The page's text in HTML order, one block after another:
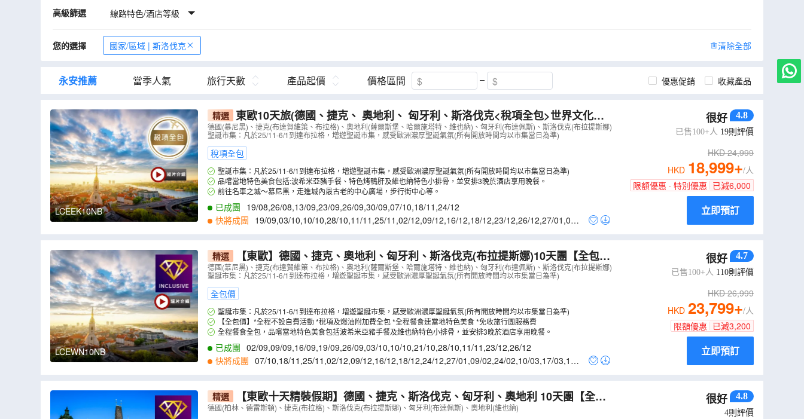
百水公寓
「世界上最大的古堡」布拉格古堡
高級篩選 線路特色/酒店等級
您的選擇 國家/區域 | 斯洛伐克 清除全部
永安推薦 當季人氣 旅行天數 產品起價 價格區間 優惠促銷 收藏產品
LCEEK10NB
精選 東歐10天旅(德國、捷克、 奧地利、 匈牙利、斯洛伐克<稅項全包>世界文化遺
產~哈爾施塔特、莫札特故鄉─薩爾斯堡、全程4*星級酒店、品嚐波希米亞豬手餐、特
色烤鴨肝、維也納小排骨，3晚酒店晚餐（LCEEK10NB）
德國(慕尼黑)、捷克(布達賀維策、布拉格)、奧地利(薩爾斯堡、哈爾施塔特、維也納)、匈牙利(布達佩斯)、斯洛伐克(布拉提斯娜)
聖誕市集：凡於25/11-6/1到達布拉格，增遊聖誕市集，感受歐洲濃厚聖誕氣氛(所有開放時間均以市集當日為準)
稅項全包
聖誕市集：凡於25/11-6/1到達布拉格，增遊聖誕市集，感受歐洲濃厚聖誕氣氛(所有開放時間均以市集當日為準)
品嚐當地特色美食包括:波希米亞豬手餐、特色烤鴨肝及維也納特色小排骨，並安排3晚於酒店享用晚餐。
前往名車之城～慕尼黑，走進城內最古老的中心廣場，步行街中心等。
已成團 19/08,26/08,13/09,23/09,26/09,30/09,07/10,18/11 ,24/12
快將成團 19/09,03/10,10/10,28/10,11/11 ,25/11 ,02/12,09/12,16/12,18/12,23/12,26/12,27/01 ,09/0
很好 4.8
已售100+人 19則評價
HKD24,999
HKD 18,999+/人
限額優惠 · 特別優惠 已減6,000
立即預訂
LCEWN10NB
精選 【東歐】德國、捷克、奧地利、匈牙利、斯洛伐克(布拉提斯娜)10天團【全包
價】~「世界文化遺產」哈爾施塔特/維也納美泉宮、安排多瑙河船河遊、餐食全包，
品嚐波希米亞豬手餐及維也納小排骨，3晚酒店晚餐（LCEWN10NB）
德國(慕尼黑)、捷克(布達賀維策、布拉格)、奧地利(薩爾斯堡、哈爾施塔特、維也納)、匈牙利(布達佩斯)、斯洛伐克(布拉提斯娜)
聖誕市集：凡於25/11-6/1到達布拉格，增遊聖誕市集，感受歐洲濃厚聖誕氣氛(所有開放時間均以市集當日為準)
全包價
聖誕市集：凡於25/11-6/1到達布拉格，增遊聖誕市集，感受歐洲濃厚聖誕氣氛(所有開放時間均以市集當日為準)
【全包價】*全程不設自費活動 *稅項及燃油附加費全包 *全程餐食連當地特色美食 *免收旅行團服務費
全程餐食全包，品嚐當地特色美食包括波希米亞豬手餐及維也納特色小排骨，並安排3晚於酒店享用晚餐。
已成團 02/09,09/09,16/09,19/09,26/09,03/10,10/10,21/10,28/10,11/11 ,23/12,26/12
快將成團 07/10,18/11 ,25/11 ,02/12,09/12,16/12,18/12,24/12,27/01 ,09/02,24/02,10/03,17/03,18/0
很好 4.7
已售100+人 110則評價
HKD26,999
HKD 23,799+/人
限額優惠 已減3,200
立即預訂
精選 【東歐十天精裝假期】德國、捷克、斯洛伐克、匈牙利、奧地利 10天團【全包
價】（LCEWG10M）
德國(柏林、德雷斯頓)、捷克(布拉格)、斯洛伐克(布拉提斯娜)、匈牙利(布達佩斯)、奧地利(維也納)
很好 4.8
4則評價